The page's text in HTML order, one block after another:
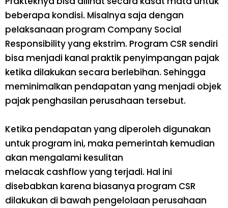
beberapa kondisi. Misalnya saja dengan
pelaksanaan program Company Social
Responsibilityyang ekstrim. Program CSR sendiri
bisa menjadi kanal praktik penyimpangan pajak
ketika dilakukan secara berlebihan. Sehingga
meminimalkan pendapatan yang menjadi objek
pajak penghasilan perusahaan tersebut.
Ketika pendapatan yang diperoleh digunakan
untuk program ini, maka pemerintah kemudian
akan mengalami kesulitan
melacak cashflowyang terjadi. Hal ini
disebabkan karena biasanya program CSR
dilakukan di bawah pengelolaan perusahaan